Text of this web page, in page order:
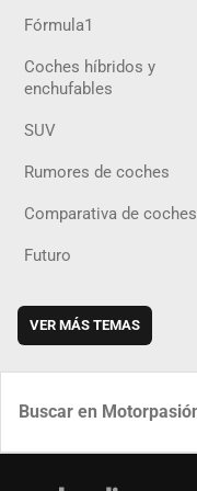
Fórmula1
Coches híbridos y
enchufables
SUV
Rumores de coches
Comparativa de coches
Futuro
VER MÁS TEMAS